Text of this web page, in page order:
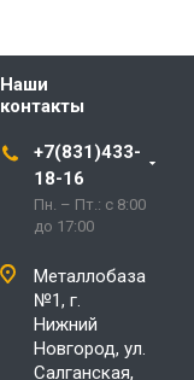
Наши
контакты
+7(831)433-
18-16
Пн. – Пт.: с 8:00
до 17:00
Металлобаза
№1, г.
Нижний
Новгород, ул.
Салганская,